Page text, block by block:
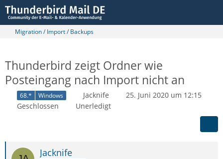
Migration / Import / Backups
Thunderbird zeigt Ordner wie
Posteingang nach Import nicht an
68.* Windows Jacknife
25. Juni 2020 um 12:15
Geschlossen
Unerledigt
Jacknife